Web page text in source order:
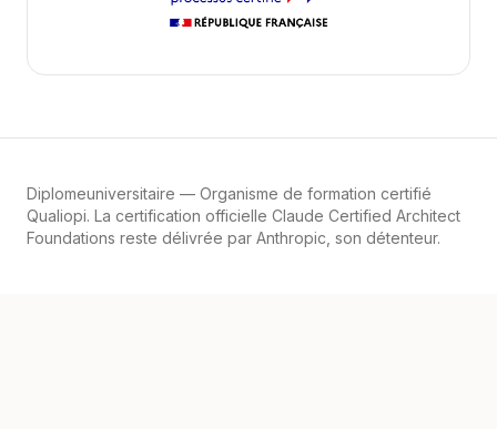
Diplomeuniversitaire — Organisme de formation certifié
Qualiopi. La certification officielle Claude Certified Architect
Foundations reste délivrée par Anthropic, son détenteur.